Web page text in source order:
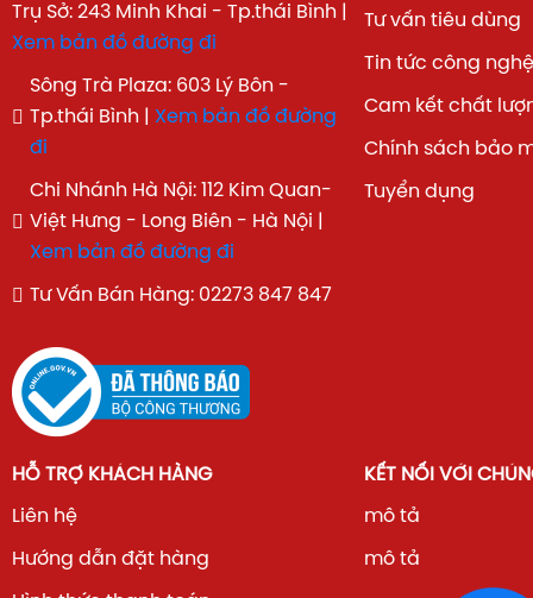
Trụ Sở: 243 Minh Khai - Tp.thái Bình |
Xem bản đồ đường đi
Sông Trà Plaza: 603 Lý Bôn -
Tp.thái Bình | Xem bản đồ đường
đi
Chi Nhánh Hà Nội: 112 Kim Quan-
Việt Hưng - Long Biên - Hà Nội |
Xem bản đồ đường đi
Tư Vấn Bán Hàng: 02273 847 847
Tư vấn tiêu dùng
Tin tức công nghệ
Cam kết chất
Chính sách bảo
Tuyển dụng
HỖ TRỢ KHÁCH HÀNG
Liên hệ
Hướng dẫn đặt hàng
KẾT NỐI VỚI
mô tả
mô tả